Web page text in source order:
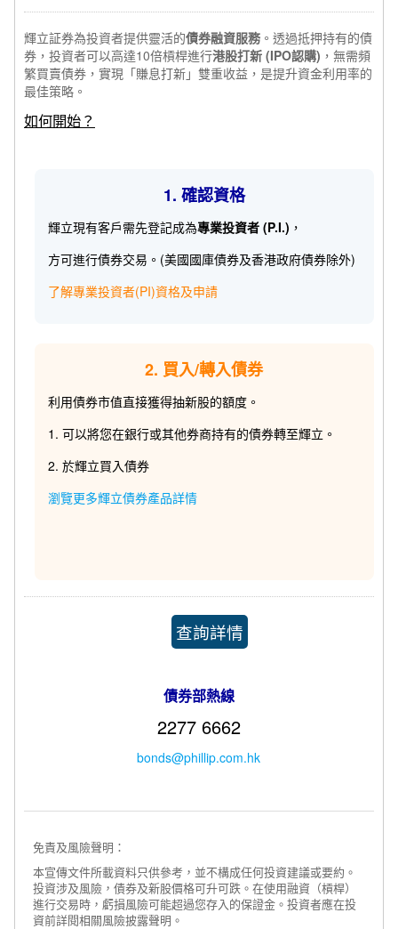
輝立証券為投資者提供靈活的債券融資服務 。透過抵押持有的債
券，投資者可以高達10倍槓桿進行港股打新 (IPO認購) ，無需頻
繁買賣債券，實現「賺息打新」雙重收益，是提升資金利用率的
最佳策略。
如何開始？
1. 確認資格
輝立現有客戶需先登記成為專業投資者 (P.I.) ，
方可進行債券交易。(美國國庫債券及香港政府債券除外)
了解專業投資者(PI)資格及申請
2. 買入/轉入債券
利用債券市值直接獲得抽新股的額度。
1. 可以將您在銀行或其他券商持有的債券轉至輝立。
2. 於輝立買入債券
瀏覽更多輝立債券產品詳情
查詢詳情
債券部熱線
2277 6662
bonds@phillip.com.hk
免責及風險聲明：
本宣傳文件所載資料只供參考，並不構成任何投資建議或要約。
投資涉及風險，債券及新股價格可升可跌。在使用融資（槓桿）
進行交易時，虧損風險可能超過您存入的保證金。投資者應在投
資前詳閱相關風險披露聲明。